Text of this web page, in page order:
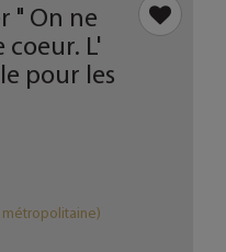
" On ne
L'
pour les
métropolitaine)